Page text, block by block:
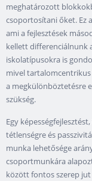
meghatározott
csoportosítani őket. Ez
ami a fejlesztések
kellett differenciálnunk
iskolatípusokra is
mivel tartalomcentrikus
a megkülönböztetésre
szükség.
Egy
tétlenségre és
munka lehetősége
csoportmunkára
között fontos szerep jut